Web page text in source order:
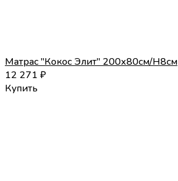
Матрас "Кокос Элит" 200х80см/H8см
12 271 ₽
Купить